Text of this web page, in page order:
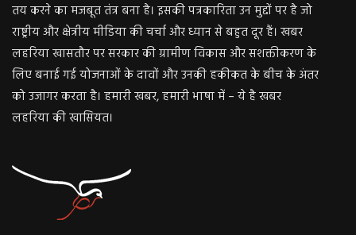
तय करने का मजबूत तंत्र बना है। इसकी पत्रकारिता उन मुद्दों पर है जो
राष्ट्रीय और क्षेत्रीय मीडिया की चर्चा और ध्यान से बहुत दूर हैं। खबर
लहरिया खासतौर पर सरकार की ग्रामीण विकास और सशक्तीकरण के
लिए बनाई गई योजनाओं के दावों और उनकी हकीकत के बीच के अंतर
को उजागर करता है। हमारी खबर, हमारी भाषा में – ये है खबर
लहरिया की खासियत।